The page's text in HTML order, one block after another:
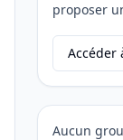
proposer
Accéder
Aucun